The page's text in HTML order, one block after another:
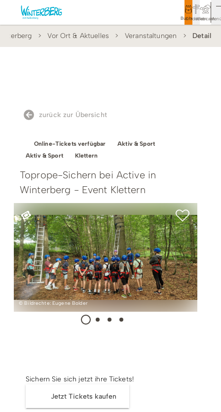
Buchen
Entdecken
Webcam
Tourismus Rathaus
Service & Kontakt
Veranstaltungen
Wandern
Radfahren
Tourenportal
Tourist-Information
Vor Ort & Aktuelles Veranstaltungen Detail
zurück zur Übersicht
Online-Tickets verfügbar
Aktiv & Sport
Aktiv & Sport
Klettern
Toprope-Sichern bei Active in
Winterberg - Event Klettern
© Bildrechte: Eugene Bolder
Sichern Sie sich jetzt ihre Tickets!
Jetzt Tickets kaufen